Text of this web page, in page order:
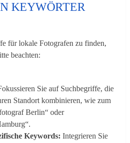
KEYWÖRTER
für lokale Fotografen zu finden,
beachten:
Sie auf Suchbegriffe, die
Standort kombinieren, wie zum
Berlin“ oder
Keywords: Integrieren Sie